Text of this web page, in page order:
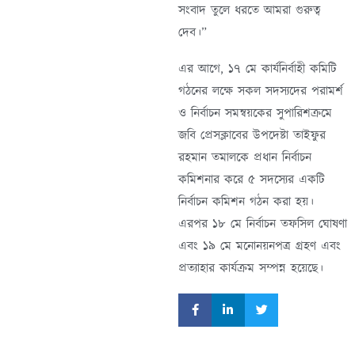
সংবাদ তুলে ধরতে আমরা গুরুত্ব
দেব।”
এর আগে, ১৭ মে কার্যনির্বাহী কমিটি
গঠনের লক্ষে সকল সদস্যদের পরামর্শ
ও নির্বাচন সমন্বয়কের সুপারিশক্রমে
জবি প্রেসক্লাবের উপদেষ্টা তাইফুর
রহমান তমালকে প্রধান নির্বাচন
কমিশনার করে ৫ সদস্যের একটি
নির্বাচন কমিশন গঠন করা হয়।
এরপর ১৮ মে নির্বাচন তফসিল ঘোষণা
এবং ১৯ মে মনোনয়নপত্র গ্রহণ এবং
প্রত্যাহার কার্যক্রম সম্পন্ন হয়েছে।